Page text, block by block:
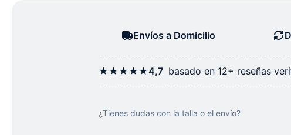
Envíos a Domicilio
★★★★★4,7 basado en 12+ reseñas
¿Tienes dudas con la talla o el envío?